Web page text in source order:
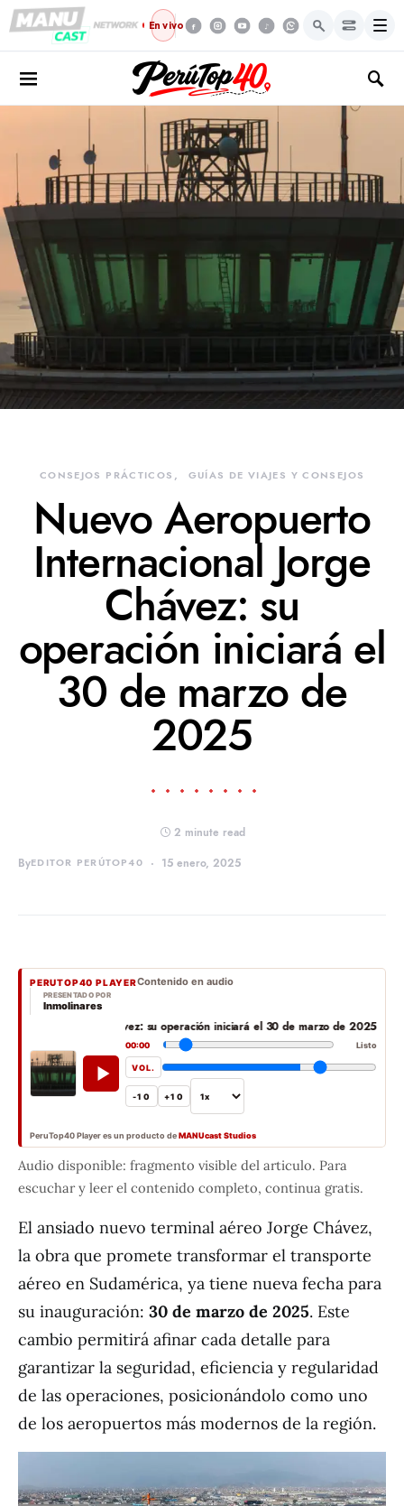
En vivo Menú
CONSEJOS PRÁCTICOS GUÍAS DE VIAJES Y CONSEJOS
Nuevo Aeropuerto
Internacional Jorge
Chávez: su
operación iniciará el
30 de marzo de
2025
2 minute read
ByEDITOR PERÚTOP40 15 enero, 2025
PERUTOP40 PLAYERContenido en audio
PRESENTADO POR
Inmolinares
Jorge Chávez: su operación iniciará el 30 de marzo de 2025Nuevo
00:00 Listo
VOL.
-10 +10
PeruTop40 Player es un producto deMANUcast Studios
Audio disponible: fragmento visible del articulo. Para
escuchar y leer el contenido completo, continua gratis.
El ansiado nuevo terminal aéreo Jorge Chávez,
la obra que promete transformar el transporte
aéreo en Sudamérica, ya tiene nueva fecha para
su inauguración: 30 de marzo de 2025. Este
cambio permitirá afinar cada detalle para
garantizar la seguridad, eficiencia y regularidad
de las operaciones, posicionándolo como uno
de los aeropuertos más modernos de la región.